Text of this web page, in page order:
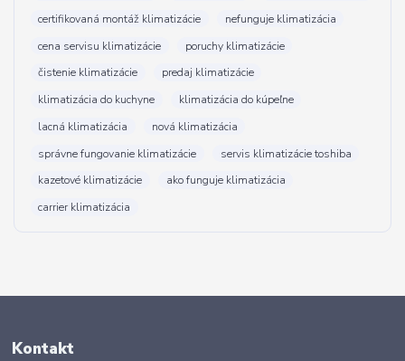
certifikovaná montáž klimatizácie
nefunguje klimatizácia
cena servisu klimatizácie
poruchy klimatizácie
čistenie klimatizácie
predaj klimatizácie
klimatizácia do kuchyne
klimatizácia do kúpeľne
lacná klimatizácia
nová klimatizácia
správne fungovanie klimatizácie
servis klimatizácie toshiba
kazetové klimatizácie
ako funguje klimatizácia
carrier klimatizácia
Kontakt